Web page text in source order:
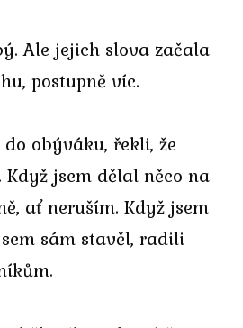
Ale jejich slova začala
postupně víc.
obýváku, řekli, že
jsem dělal něco na
ať neruším. Když jsem
sám stavěl, radili